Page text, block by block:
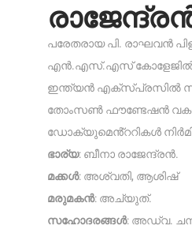
പരേതരായ പി. രാഘവൻ
എൻ.എസ്.എസ്
ഇന്ത്യൻ എക്‌സ്പ്രസിൽ സബ്
തോംസൺ ഫൗണ്ടേഷൻ
ഡോക്യുമെൻ്ററികൾ
ഭാര്യ: ബീനാ രാജേന്ദ്രൻ.
മക്കൾ: അശ്വതി, ആശിഷ്
മരുമകൻ: അച്യുത്.
സഹോദരങ്ങൾ: അഡ്വ.